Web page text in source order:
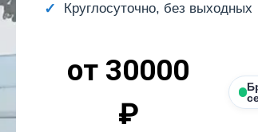
Круглосуточно, без выходных
от 30000
₽